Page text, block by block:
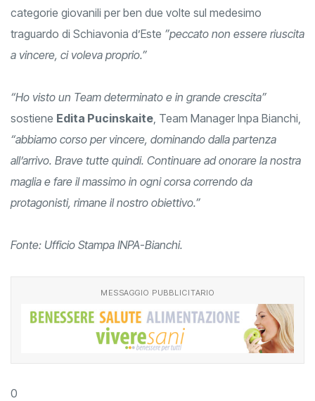
categorie giovanili per ben due volte sul medesimo
traguardo di Schiavonia d’Este ”peccato non essere riuscita
a vincere, ci voleva proprio.”
“Ho visto un Team determinato e in grande crescita”
sostiene Edita Pucinskaite, Team Manager Inpa Bianchi,
“abbiamo corso per vincere, dominando dalla partenza
all’arrivo. Brave tutte quindi. Continuare ad onorare la nostra
maglia e fare il massimo in ogni corsa correndo da
protagonisti, rimane il nostro obiettivo.”
Fonte: Ufficio Stampa INPA-Bianchi.
MESSAGGIO PUBBLICITARIO
0